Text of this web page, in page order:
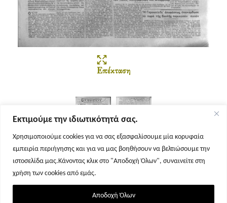
Εκτιμούμε την ιδιωτικότητά σας.
Χρησιμοποιούμε cookies για να σας εξασφαλίσουμε μία κορυφαία
εμπειρία περιήγησης και για να μας βοηθήσουν να βελτιώσουμε την
ιστοσελίδα μας.Κάνοντας κλικ στο "Αποδοχή Όλων", συναινείτε στη
χρήση των cookies από εμάς.
Αποδοχή Όλων
Επέκταση
Σελίδα 1 Σελίδα 2